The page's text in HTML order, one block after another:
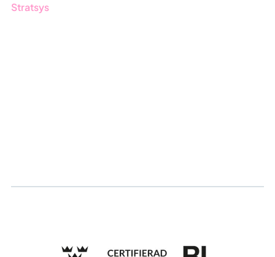
Stratsys